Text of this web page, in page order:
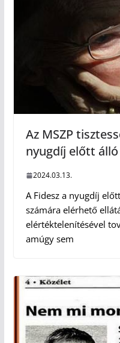
Az MSZP
nyugdíj előtt
2024.03.13.
A Fidesz a nyugdíj
számára elérhető
elértéktelenítésével
amúgy sem